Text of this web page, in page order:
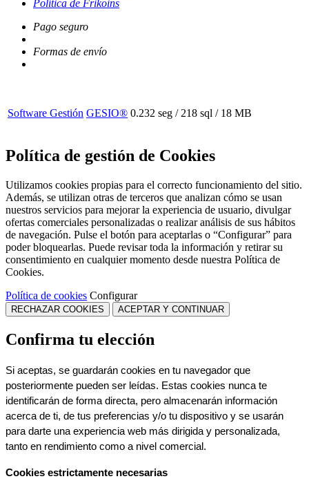
poder bloquearlas. Puede revisar toda la información y retirar su
consentimiento en cualquier momento desde nuestra Política de
Política de cookies Configurar
posteriormente pueden ser leídas. Estas cookies nunca te
identificarán de forma directa, pero almacenarán información
acerca de ti, de tus preferencias y/o tu dispositivo y se usarán
para darte una experiencia web más dirigida y personalizada,
tanto en rendimiento como a nivel comercial.
Cookies estrictamente necesarias
Estas cookies son necesarias para que el sitio web funcione
correctamente y no se desactivarán aunque rechaces las
cookies. Están configuradas para mantener tu sesión de usuario
activa, utilizar el carrito de compra, rellenar formularios. Estas
Son colocadas por nuestros socios o por nosotros con fines
publicitarios. Gracias a ellas, se puede crear un perfil de tus
intereses para ajustar mejor los anuncios que visualizas. La
cantidad de anuncios seguirá siendo la misma, pero será
publicidad más de tu gusto. Estas cookies no almacenan ninguna
información personal, sino que utilizan identificadores anónimos
de tu navegador y dispositivo con el que accedes a internet. Si no